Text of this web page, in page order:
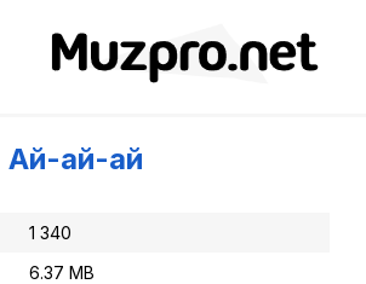
Ай-ай-ай
1 340
6.37 MB